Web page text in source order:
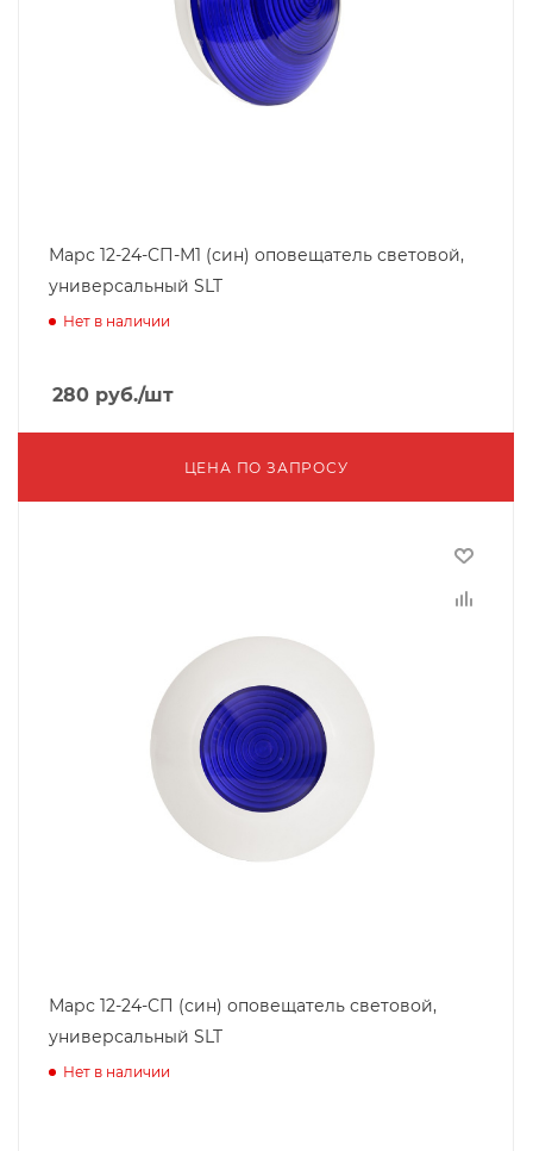
Марс 12-24-СП-М1 (син) оповещатель световой,
универсальный SLT
Нет в наличии
280 руб./шт
ЦЕНА ПО ЗАПРОСУ
Марс 12-24-СП (син) оповещатель световой,
универсальный SLT
Нет в наличии